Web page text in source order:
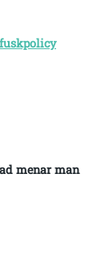
menar man